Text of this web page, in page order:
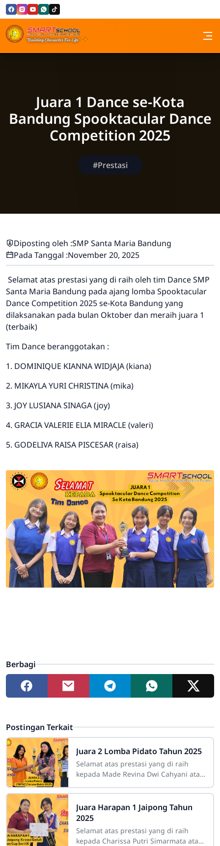
Skip to Content
SMP Santa Maria Bandung
Juara 1 Dance se-Kota
Bandung Spooktacular Dance
Competition 2025
#Prestasi
Diposting oleh :SMP Santa Maria Bandung
Pada Tanggal :November 20, 2025
Selamat atas prestasi yang di raih oleh tim Dance SMP
Santa Maria Bandung pada ajang lomba Spooktacular
Dance Competition 2025 se-Kota Bandung yang
dilaksanakan pada bulan Oktober dan meraih juara 1
(terbaik)
Tim Dance beranggotakan :
1. DOMINIQUE KIANNA WIDJAJA (kiana)
2. MIKAYLA YURI CHRISTINA (mika)
3. JOY LUSIANA SINAGA (joy)
4. GRACIA VALERIE ELIA MIRACLE (valeri)
5. GODELIVA RAISA PISCESAR (raisa)
Berbagi
Postingan Terkait
Juara 2 Lomba Pidato Tahun 2025
Selamat atas prestasi yang di raih
kepada Made Revina Dwi Cahyani atas
juara 2 se Kota Bandung pada lomba
Juara Harapan 1 Jaipong Tahun
2025
Selamat atas prestasi yang di raih
kepada Charissa Putri Simarmata atas